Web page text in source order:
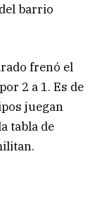
barrio
frenó el
2 a 1. Es de
juegan
tabla de